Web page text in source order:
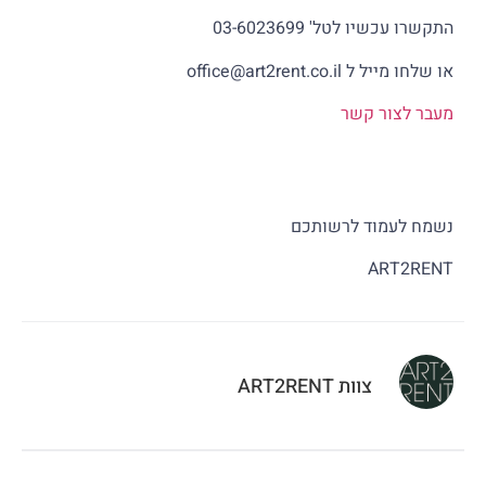
התקשרו עכשיו לטל' 03-6023699
או שלחו מייל ל office@art2rent.co.il
מעבר לצור קשר
נשמח לעמוד לרשותכם
ART2RENT
צוות ART2RENT